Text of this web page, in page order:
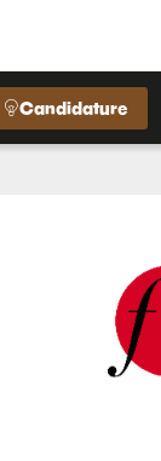
Candidature